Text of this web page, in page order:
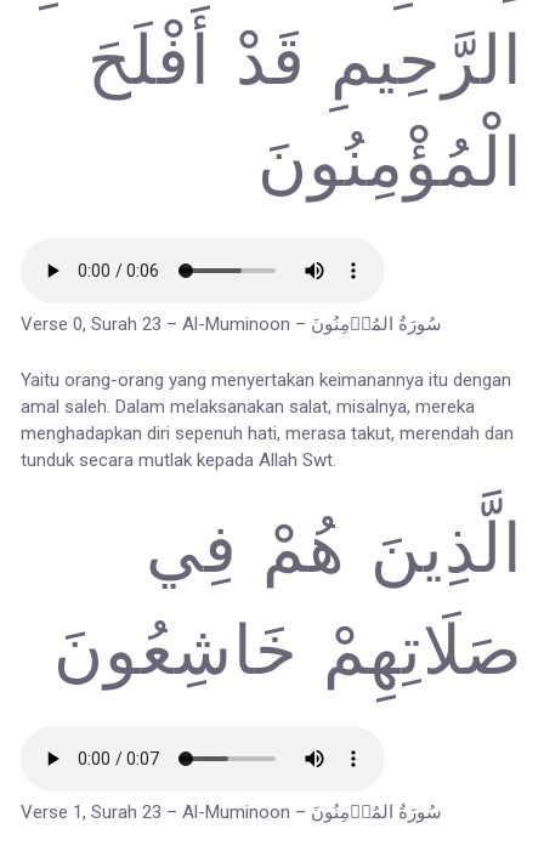
الرَّحِيمِ قَدْ أَفْلَحَ
الْمُؤْمِنُونَ
Verse 0, Surah 23 – Al-Muminoon – سُورَةُ المُؤۡمِنُونَ
Yaitu orang-orang yang menyertakan keimanannya itu dengan
amal saleh. Dalam melaksanakan salat, misalnya, mereka
menghadapkan diri sepenuh hati, merasa takut, merendah dan
tunduk secara mutlak kepada Allah Swt.
الَّذِينَ هُمْ فِي
صَلَاتِهِمْ خَاشِعُونَ
Verse 1, Surah 23 – Al-Muminoon – سُورَةُ المُؤۡمِنُونَ